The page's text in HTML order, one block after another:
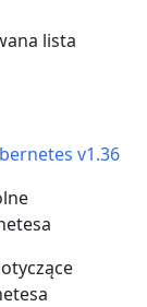
lista
v1.36